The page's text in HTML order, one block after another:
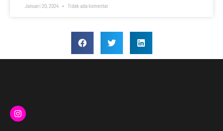
Januari 20, 2024 Tidak ada komentar
I
n
s